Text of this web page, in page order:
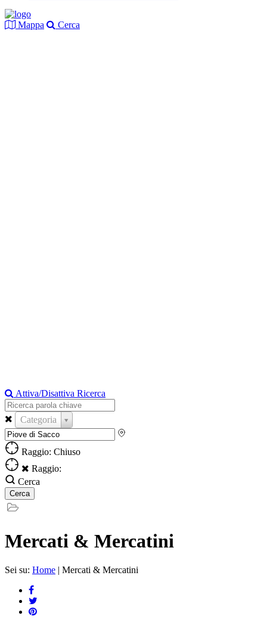
Mappa Cerca
Attiva/Disattiva Ricerca
Categoria
Raggio: Chiuso
Raggio:
Cerca
Mercati & Mercatini
Sei su: Home | Mercati & Mercatini